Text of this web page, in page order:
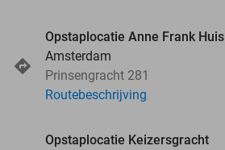
Opstaplocatie Anne Frank Huis
Amsterdam
Prinsengracht 281
Routebeschrijving
Opstaplocatie Keizersgracht